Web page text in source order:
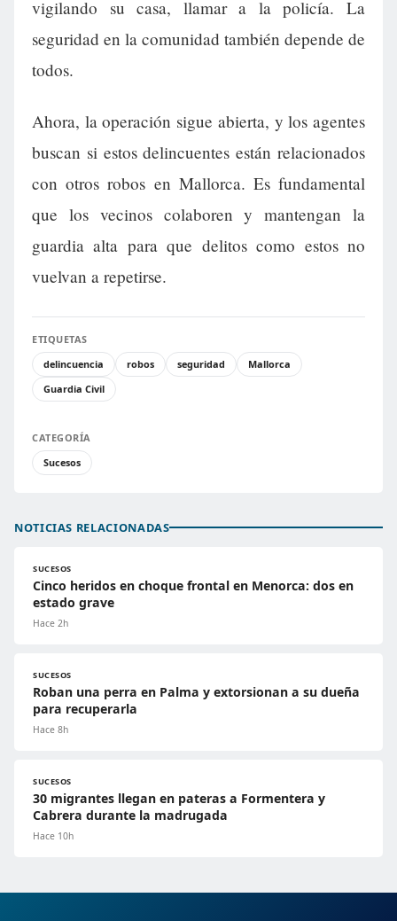
vigilando su casa, llamar a la policía. La
seguridad en la comunidad también depende de
todos.
Ahora, la operación sigue abierta, y los agentes
buscan si estos delincuentes están relacionados
con otros robos en Mallorca. Es fundamental
que los vecinos colaboren y mantengan la
guardia alta para que delitos como estos no
vuelvan a repetirse.
ETIQUETAS
delincuencia
robos seguridad
Mallorca
Guardia Civil
CATEGORÍA
Sucesos
NOTICIAS RELACIONADAS
SUCESOS
Cinco heridos en choque frontal en Menorca: dos en
estado grave
Hace 2h
SUCESOS
Roban una perra en Palma y extorsionan a su dueña
para recuperarla
Hace 8h
SUCESOS
30 migrantes llegan en pateras a Formentera y
Cabrera durante la madrugada
Hace 10h